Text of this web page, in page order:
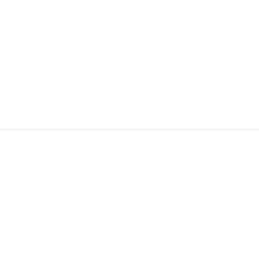
Hotel Garni Zum